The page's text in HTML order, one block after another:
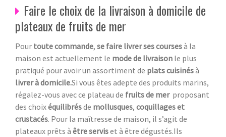
Faire le choix de la livraison à domicile de
plateaux de fruits de mer
Pour toute commande, se faire livrer ses coursesà la
maison est actuellement le mode de livraison le plus
pratiqué pour avoir un assortiment de plats cuisinésà
livrer à domicile.Si vous êtes adepte des produits marins,
régalez-vous avec ce plateau de fruits de mer proposant
des choixéquilibrésde mollusques, coquillages et
crustacés. Pour la maîtresse de maison, il s’agit de
plateaux prêts à être serviset à être dégustés.Ils